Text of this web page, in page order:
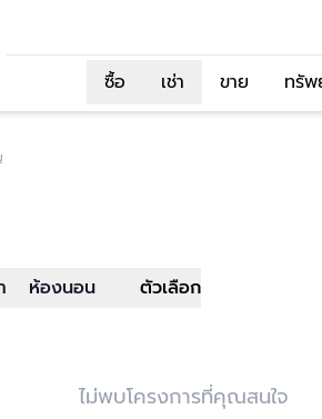
ซื้อ
เช่า ขาย ทรัพ
ห้องนอน ตัวเลือก
ไม่พบโครงการที่คุณสนใจ